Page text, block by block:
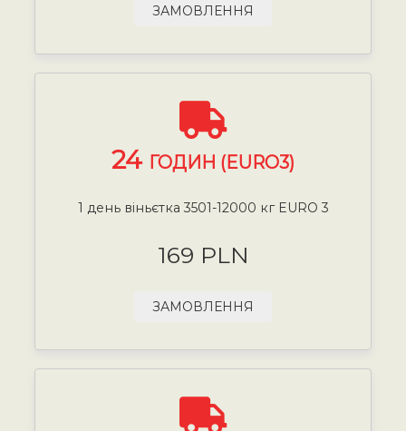
ЗАМОВЛЕННЯ
24 ГОДИН (EURO3)
1 день віньєтка 3501-12000 кг EURO 3
169 PLN
ЗАМОВЛЕННЯ